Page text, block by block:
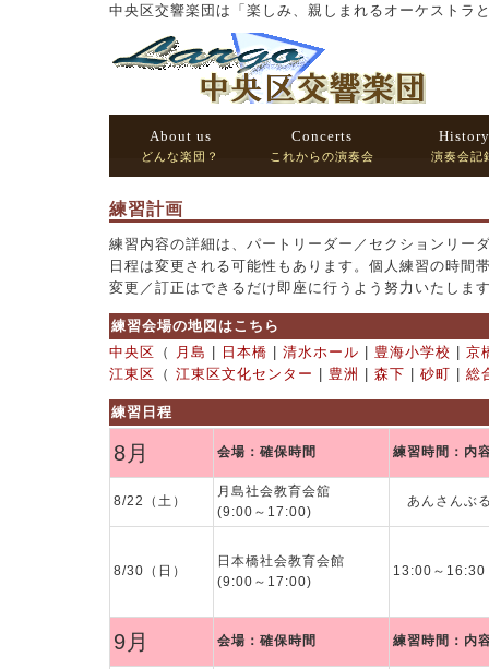
中央区交響楽団は「楽しみ、親しまれるオーケストラ
About us
どんな楽団？
Concerts
これからの演奏会
History
演奏会記
練習計画
練習内容の詳細は、パートリーダー／セクションリー
日程は変更される可能性もあります。個人練習の時間
変更／訂正はできるだけ即座に行うよう努力いたしま
練習会場の地図はこちら
中央区 （ 月島 日本橋 清水ホール 豊海小学校
京
江東区 （ 江東区文化センター 豊洲 森下 砂町 総
練習日程
8月 会場：確保時間 練習時間：内
8/22（土）
月島社会教育会舘
(9:00～17:00)
あんさんぶ
8/30（日）
日本橋社会教育会館
(9:00～17:00)
13:00～
9月 会場：確保時間 練習時間：内